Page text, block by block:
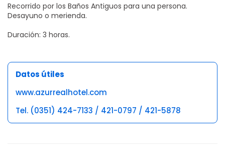
Recorrido por los Baños Antiguos para una persona.
Desayuno o merienda.
Duración: 3 horas.
Datos útiles
www.azurrealhotel.com
Tel. (0351) 424-7133 / 421-0797 / 421-5878